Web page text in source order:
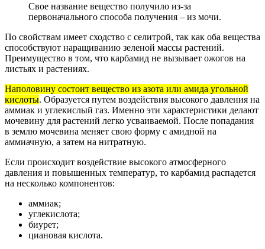
Свое название вещество получило из-за
первоначального способа получения – из мочи.
По свойствам имеет сходство с селитрой, так как оба вещества
способствуют наращиванию зеленой массы растений.
Преимущество в том, что карбамид не вызывает ожогов на
листьях и растениях.
Наполовину состоит вещество из азота или амида угольной
кислоты. Образуется путем воздействия высокого давления на
аммиак и углекислый газ. Именно эти характеристики делают
мочевину для растений легко усваиваемой. После попадания
в землю мочевина меняет свою форму с амидной на
аммиачную, а затем на нитратную.
Если происходит воздействие высокого атмосферного
давления и повышенных температур, то карбамид распадется
на несколько компонентов:
аммиак;
углекислота;
биурет;
циановая кислота.